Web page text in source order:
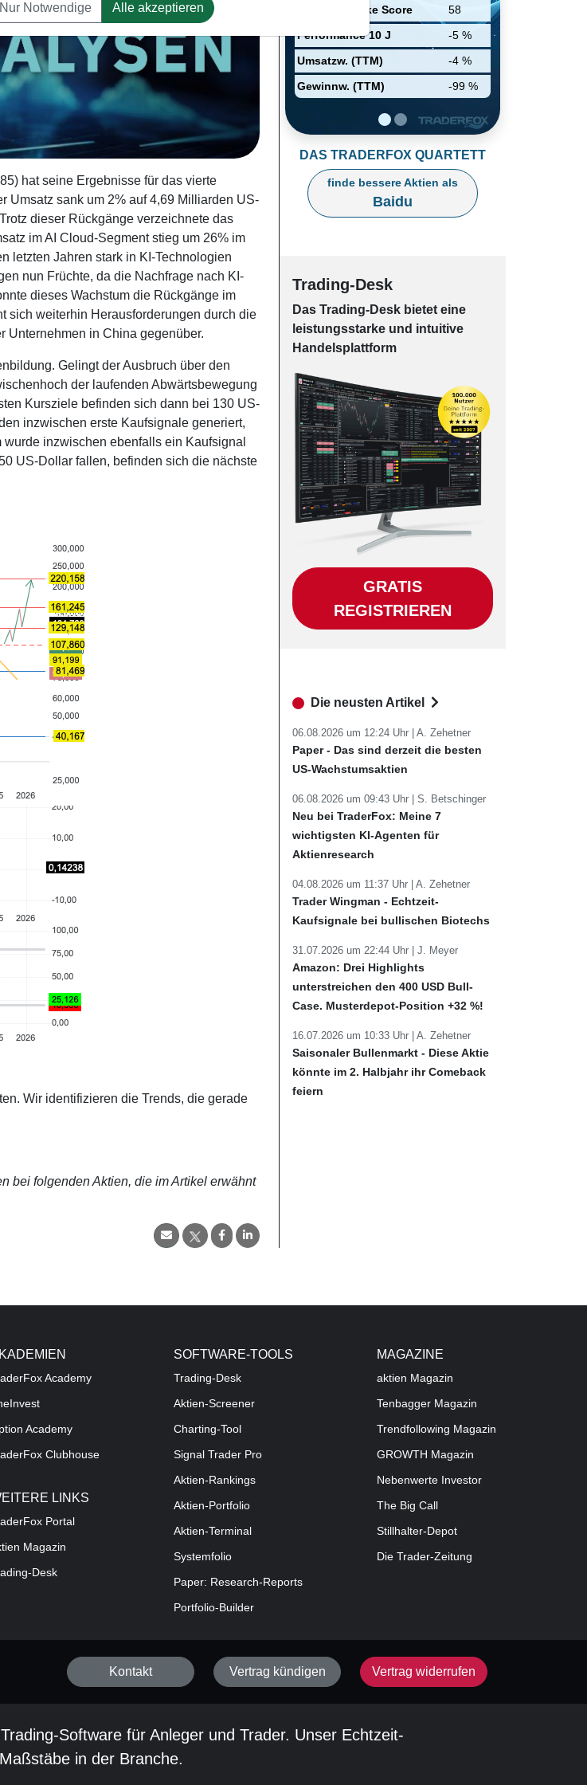
hat seine Ergebnisse für das vierte
Umsatz sank um 2% auf 4,69 Milliarden US-
dieser Rückgänge verzeichnete das
im AI Cloud-Segment stieg um 26% im
letzten Jahren stark in KI-Technologien
nun Früchte, da die Nachfrage nach KI-
dieses Wachstum die Rückgänge im
sich weiterhin Herausforderungen durch die
Unternehmen in China gegenüber.
Gelingt der Ausbruch über den
der laufenden Abwärtsbewegung
Kursziele befinden sich dann bei 130 US-
inzwischen erste Kaufsignale generiert,
inzwischen ebenfalls ein Kaufsignal
US-Dollar fallen, befinden sich die nächste
Wir identifizieren die Trends, die gerade
bei folgenden Aktien, die im Artikel erwähnt
Relative Stärke Score
58
Performance 10 J
-5 %
Umsatzw. (TTM)
-4 %
Gewinnw. (TTM)
-99 %
Intelligenz, Videostreaming-
Dienste,
Spracherkennungstechnologie
und autonomes Fahren sind.
DAS TRADERFOX QUARTETT
finde bessere Aktien als
Baidu
Trading-Desk
Das Trading-Desk bie­tet eine
leis­tungs­star­ke und in­tui­tive
Han­dels­platt­form
GRATIS
REGISTRIEREN
Die neusten Artikel
06.08.2026 um 12:24 Uhr | A. Zehetner
Paper - Das sind derzeit die besten
US-Wachstumsaktien
06.08.2026 um 09:43 Uhr | S. Betschinger
Neu bei TraderFox: Meine 7
wichtigsten KI-Agenten für
Aktienresearch
04.08.2026 um 11:37 Uhr | A. Zehetner
Trader Wingman - Echtzeit-
Kaufsignale bei bullischen Biotechs
31.07.2026 um 22:44 Uhr | J. Meyer
Amazon: Drei Highlights
unterstreichen den 400 USD Bull-
Case. Musterdepot-Position +32 %!
16.07.2026 um 10:33 Uhr | A. Zehetner
Saisonaler Bullenmarkt - Diese Aktie
könnte im 2. Halbjahr ihr Comeback
feiern
Academy
Academy
Clubhouse
LINKS
Portal
Magazin
Desk
SOFTWARE-TOOLS
Trading-Desk
Aktien-Screener
Charting-Tool
Signal Trader Pro
Aktien-Rankings
Aktien-Portfolio
Aktien-Terminal
Systemfolio
Paper: Research-Reports
Portfolio-Builder
MAGAZINE
aktien Magazin
Tenbagger Magazin
Trendfollowing Magazin
GROWTH Magazin
Nebenwerte Investor
The Big Call
Stillhalter-Depot
Die Trader-Zeitung
Kontakt Vertrag kündigen Vertrag widerrufen
Software für Anleger und Trader. Unser Echtzeit-
in der Branche.
Nur Notwendige Alle akzeptieren